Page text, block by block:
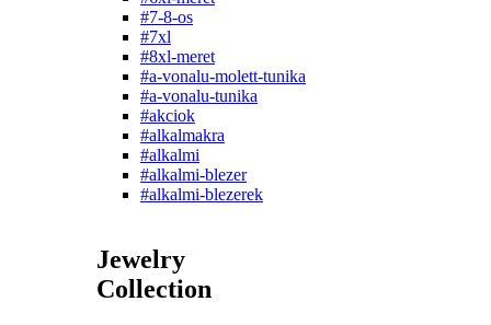
#7-8-os
#7xl
#8xl-meret
#a-vonalu-molett-tunika
#a-vonalu-tunika
#akciok
#alkalmakra
#alkalmi
#alkalmi-blezer
#alkalmi-blezerek
Jewelry
Collection